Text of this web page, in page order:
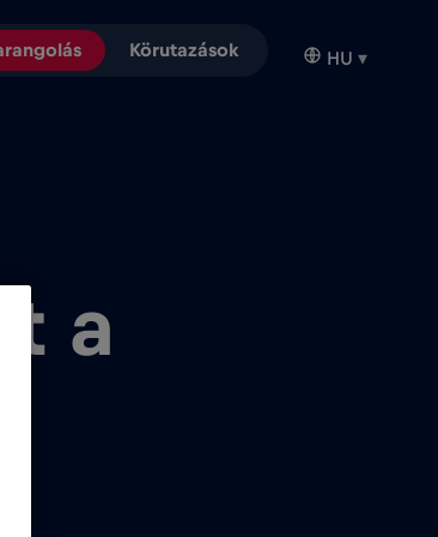
Körutazások HU ▾
a